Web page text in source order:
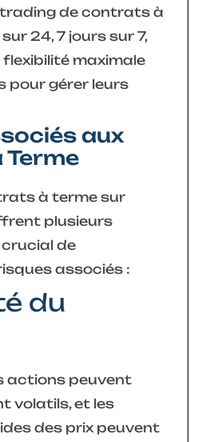
de contrats à
24, 7 jours sur 7,
maximale
pour gérer leurs
aux
à terme sur
plusieurs
de
associés :
du
actions peuvent
volatils, et les
des prix peuvent